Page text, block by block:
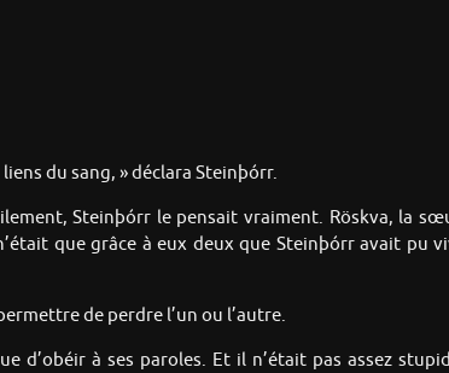
du sang, » déclara Steinþórr.
Steinþórr le pensait vraiment. Röskva, la
que grâce à eux deux que Steinþórr avait pu
de perdre l’un ou l’autre.
d’obéir à ses paroles. Et il n’était pas assez